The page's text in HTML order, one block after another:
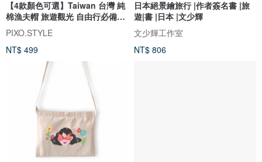
【4款顏色可選】Taiwan 台灣 純
棉漁夫帽 旅遊觀光 自由行必備
152
PIXO.STYLE
NT$ 499
日本絕景繪旅行 |作者簽名書 |旅
遊|書 |日本 |文少輝
文少輝工作室
NT$ 806